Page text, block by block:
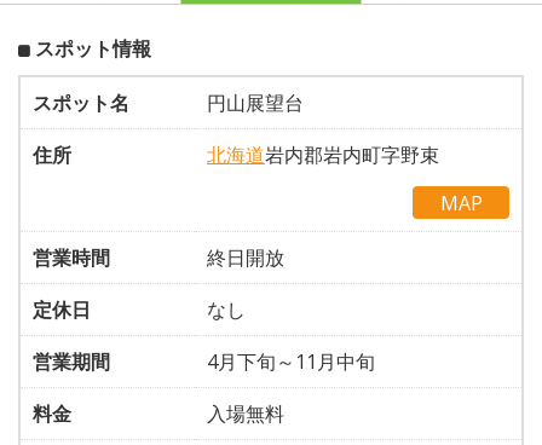
スポット情報
スポット名
円山展望台
住所
北海道岩内郡岩内町字野束
MAP
営業時間
終日開放
定休日
なし
営業期間
4月下旬～11月中旬
料金
入場無料